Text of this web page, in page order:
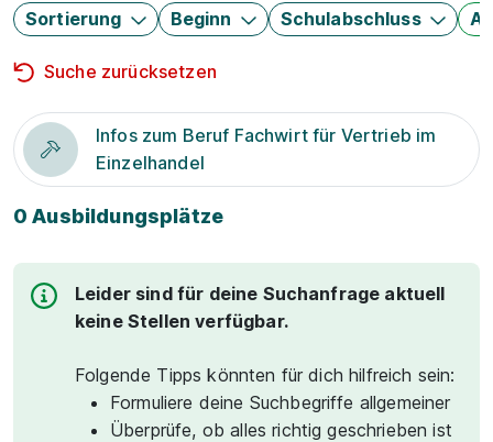
Sortierung Beginn Schulabschluss
Suche zurücksetzen
Infos zum Beruf Fachwirt für Vertrieb im
Einzelhandel
0 Ausbildungsplätze
Leider sind für deine Suchanfrage aktuell
keine Stellen verfügbar.
Folgende Tipps könnten für dich hilfreich sein:
Formuliere deine Suchbegriffe allgemeiner
Überprüfe, ob alles richtig geschrieben ist